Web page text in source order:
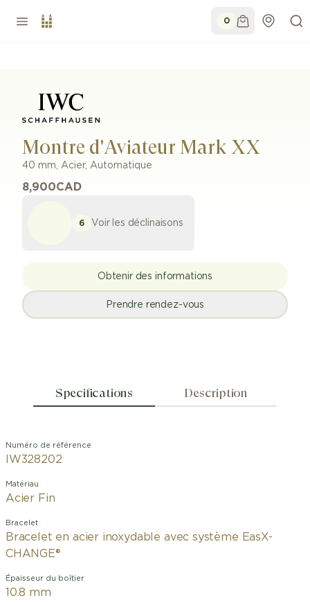
0
Montre d'Aviateur Mark XX
40 mm, Acier, Automatique
8,900CAD
6 Voir les déclinaisons
Obtenir des informations
Prendre rendez-vous
Specifications Description
Numéro de référence
IW328202
Matériau
Acier Fin
Bracelet
Bracelet en acier inoxydable avec système EasX-
CHANGE®
Épaisseur du boîtier
10.8 mm